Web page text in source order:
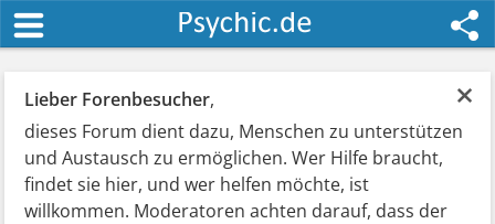
×
Lieber Forenbesucher,
dieses Forum dient dazu, Menschen zu unterstützen
und Austausch zu ermöglichen. Wer Hilfe braucht,
findet sie hier, und wer helfen möchte, ist
willkommen. Moderatoren achten darauf, dass der